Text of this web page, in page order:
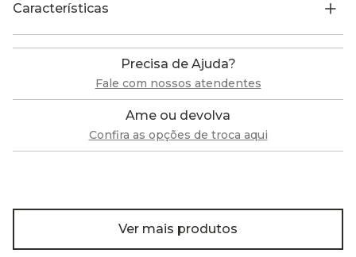
Características
Precisa de Ajuda?
Fale com nossos atendentes
Ame ou devolva
Confira as opções de troca aqui
Ver mais produtos